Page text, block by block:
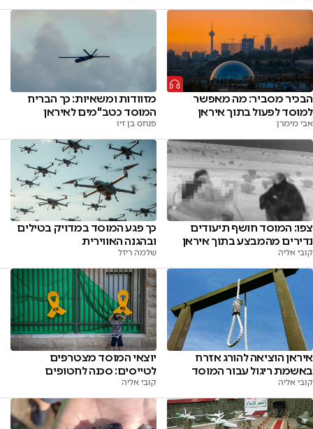
הבכיר מסביר: מה מאפשר
למוסד לפעול בתוך איראן
אבי מימרן
מזוודות ומשאיות: כך הבריח
המוסד כטב"מים לאיראן
פנחס בן זיו
צפו: המוסד חושף תיעודים
נדירים מהמבצע בתוך איראן
קובי אליה
כך פגע המוסד במדויק בטילים
ובהגנה האווירית
שלמה ריזל
איראן הוציאה להורג אזרח
באשמת ריגול עבור המוסד
קובי אליה
יוצאי המוסד מצטרפים
לטייסים: סכנה לחטופים
קובי אליה